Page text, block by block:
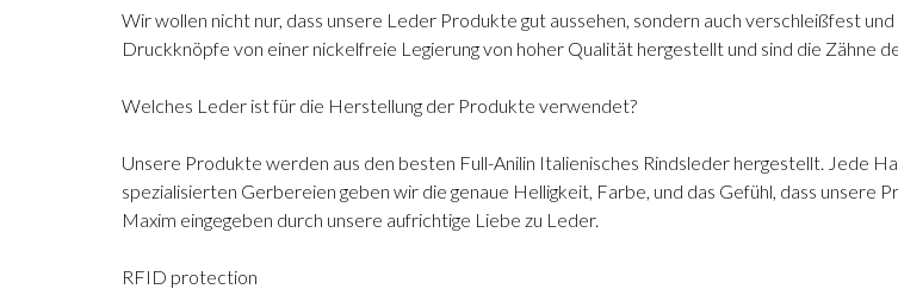
Wir wollen nicht nur, dass unsere Leder Produkte gut aussehen, sondern auch verschleißfest
Druckknöpfe von einer nickelfreie Legierung von hoher Qualität hergestellt und sind die Zähne
Welches Leder ist für die Herstellung der Produkte verwendet?
Unsere Produkte werden aus den besten Full-Anilin Italienisches Rindsleder hergestellt. Jede
spezialisierten Gerbereien geben wir die genaue Helligkeit, Farbe, und das Gefühl, dass
Maxim eingegeben durch unsere aufrichtige Liebe zu Leder.
RFID protection